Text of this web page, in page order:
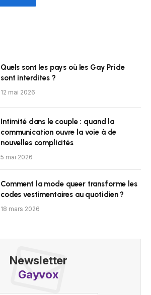
Quels sont les pays où les Gay Pride
sont interdites ?
12 mai 2026
Intimité dans le couple : quand la
communication ouvre la voie à de
nouvelles complicités
5 mai 2026
Comment la mode queer transforme les
codes vestimentaires au quotidien ?
18 mars 2026
Newsletter
Gayvox